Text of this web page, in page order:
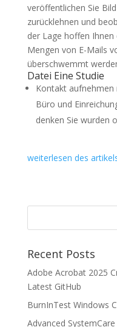
veröffentlichen Sie
zurücklehnen und
der Lage hoffen
Mengen von E-Mails
überschwemmt
Datei Eine Studie
Kontakt
Büro und
denken Sie wurden
weiterlesen des
Recent Posts
Adobe Acrobat 2025
Latest GitHub
BurnInTest Windows
Advanced